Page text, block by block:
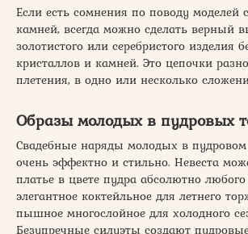
Если есть сомнения по поводу моделей
камней, всегда можно сделать верный
золотистого или серебристого изделия
кристаллов и камней. Это цепочки
плетения, в одно или несколько
Образы молодых в пудровых
Свадебные наряды молодых в пудровом
очень эффектно и стильно. Невеста
платье в цвете пудра абсолютно
элегантное коктейльное для летнего
пышное многослойное для холодного
Безупречные силуэты создают